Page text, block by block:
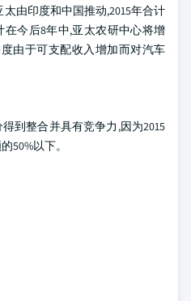
由印度和中国推动,2015年合计
在今后8年中,亚太农研中心将增
由于可支配收入增加而对汽车
到整合并具有竞争力,因为2015
50%以下。